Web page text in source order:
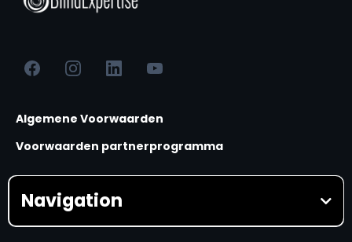
Algemene Voorwaarden
Voorwaarden partnerprogramma
Navigation